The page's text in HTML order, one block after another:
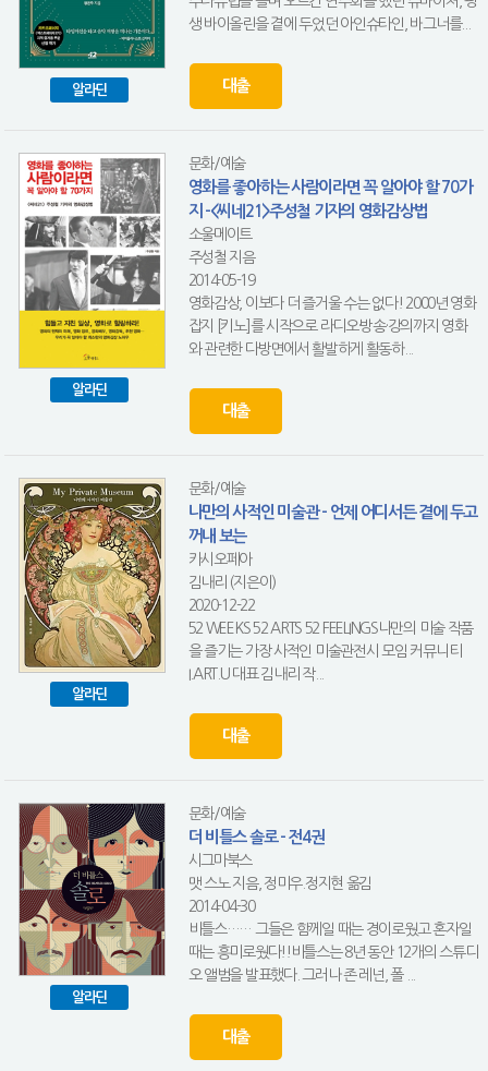
알라딘
생 바이올린을 곁에 두었던 아인슈타인, 바그너를...
대출
알라딘
문화/예술
영화를 좋아하는 사람이라면 꼭 알아야 할 70가
지 -<씨네21>주성철 기자의 영화감상법
소울메이트
주성철 지음
2014-05-19
영화감상, 이보다 더 즐거울 수는 없다! 2000년 영화
잡지 [키노]를 시작으로 라디오·방송·강의까지 영화
와 관련한 다방면에서 활발하게 활동하...
대출
알라딘
문화/예술
나만의 사적인 미술관 - 언제 어디서든 곁에 두고
꺼내 보는
카시오페아
김내리 (지은이)
2020-12-22
52 WEEKS 52 ARTS 52 FEELINGS나만의 미술 작품
을 즐기는 가장 사적인 미술관전시 모임 커뮤니티
I.ART.U 대표 김내리 작...
대출
알라딘
문화/예술
더 비틀스 솔로 - 전4권
시그마북스
맷 스노 지음, 정미우.정지현 옮김
2014-04-30
비틀스…… 그들은 함께일 때는 경이로웠고 혼자일
때는 흥미로웠다!!비틀스는 8년 동안 12개의 스튜디
오 앨범을 발표했다. 그러나 존 레넌, 폴 ...
대출